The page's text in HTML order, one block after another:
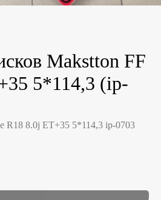
Makstton FF
5*114,3 (ip-
R18 8.0j ET+35 5*114,3 ip-0703